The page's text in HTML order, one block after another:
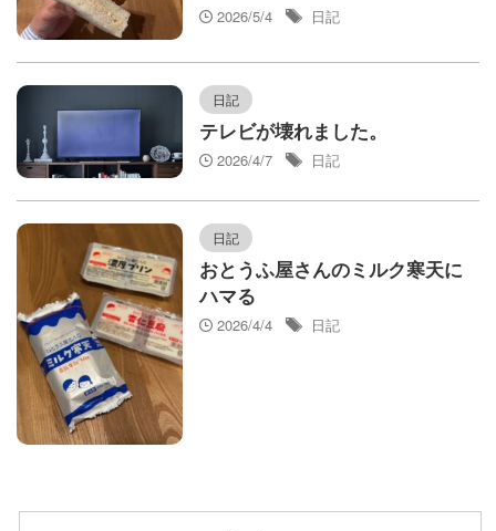
2026/5/4
日記
日記
テレビが壊れました。
2026/4/7
日記
日記
おとうふ屋さんのミルク寒天に
ハマる
2026/4/4
日記